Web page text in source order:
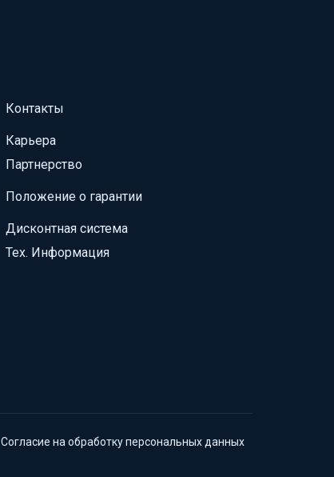
Контакты
Карьера
Партнерство
Положение о гарантии
Дисконтная система
Тех. Информация
Согласие на обработку персональных данных